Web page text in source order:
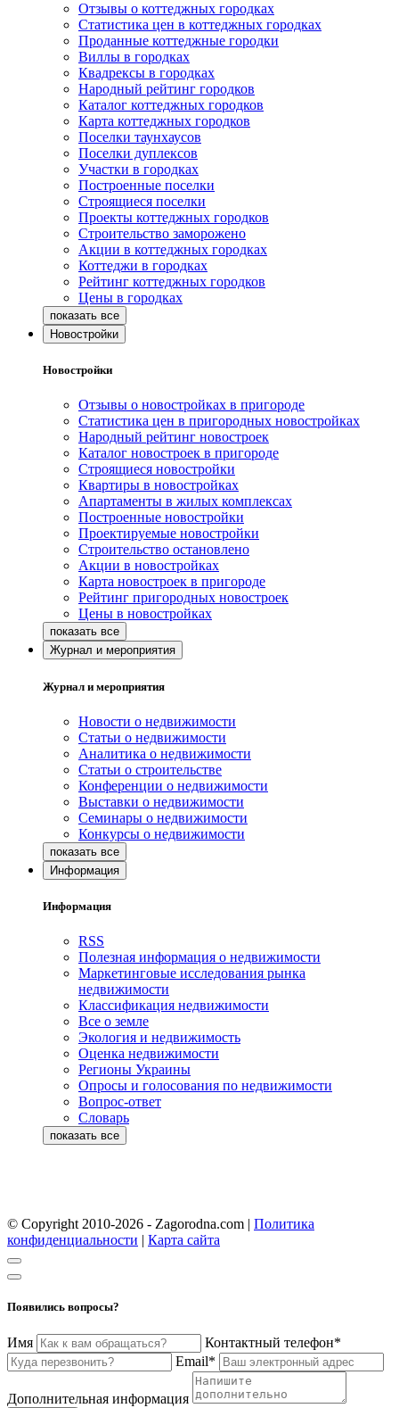
Отзывы о коттеджных городках
Статистика цен в коттеджных городках
Проданные коттеджные городки
Виллы в городках
Квадрексы в городках
Народный рейтинг городков
Каталог коттеджных городков
Карта коттеджных городков
Поселки таунхаусов
Поселки дуплексов
Участки в городках
Построенные поселки
Строящиеся поселки
Проекты коттеджных городков
Строительство заморожено
Акции в коттеджных городках
Коттеджи в городках
Рейтинг коттеджных городков
Цены в городках
Новостройки
Новостройки
Отзывы о новостройках в пригороде
Статистика цен в пригородных новостройках
Народный рейтинг новостроек
Каталог новостроек в пригороде
Строящиеся новостройки
Квартиры в новостройках
Апартаменты в жилых комплексах
Построенные новостройки
Проектируемые новостройки
Строительство остановлено
Акции в новостройках
Карта новостроек в пригороде
Рейтинг пригородных новостроек
Цены в новостройках
Журнал и мероприятия
Журнал и мероприятия
Новости о недвижимости
Статьи о недвижимости
Аналитика о недвижимости
Статьи о строительстве
Конференции о недвижимости
Выставки о недвижимости
Семинары о недвижимости
Конкурсы о недвижимости
Информация
Информация
RSS
Полезная информация о недвижимости
Маркетинговые исследования рынка
недвижимости
Классификация недвижимости
Все о земле
Экология и недвижимость
Оценка недвижимости
Регионы Украины
Опросы и голосования по недвижимости
Вопрос-ответ
Словарь
© Copyright 2010-2026 - Zagorodna.com | Политика
конфиденциальности | Карта сайта
Появились вопросы?
Имя
Контактный телефон*
Email*
Дополнительная информация